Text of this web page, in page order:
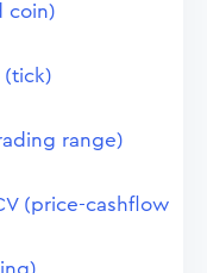
coin)
(tick)
range)
(price-cashflow